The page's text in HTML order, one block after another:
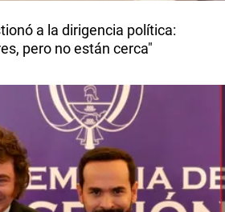
a la dirigencia política:
pero no están cerca"